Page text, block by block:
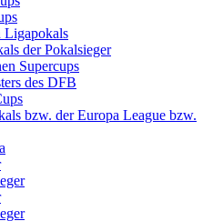
Ligapokals
der Pokalsieger
Supercups
des DFB
bzw. der Europa League bzw.